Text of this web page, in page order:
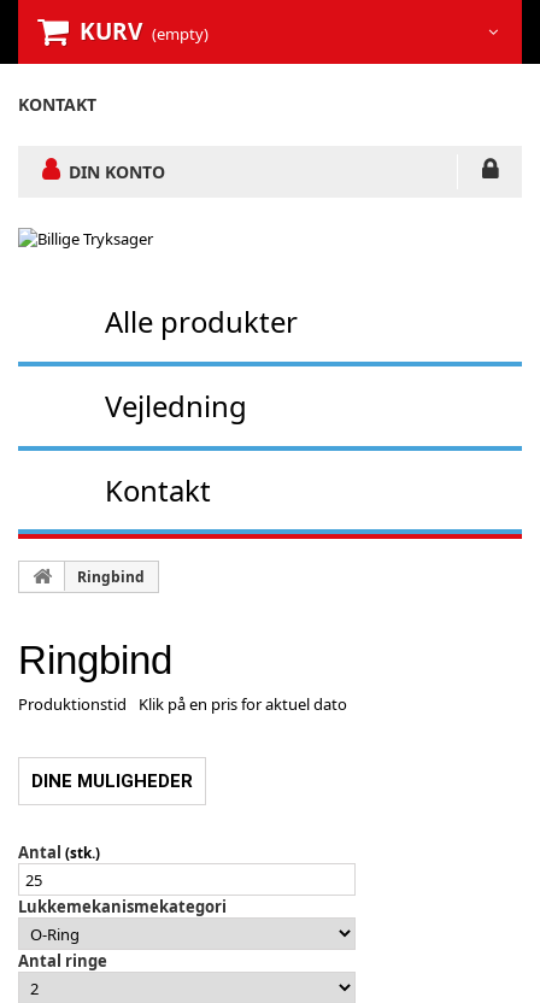
KURV (empty)
KONTAKT
DIN KONTO
Alle produkter
Vejledning
Kontakt
Ringbind
Ringbind
Produktionstid Klik på en pris for aktuel dato
DINE MULIGHEDER
Antal (stk.)
Lukkemekanismekategori
Antal ringe